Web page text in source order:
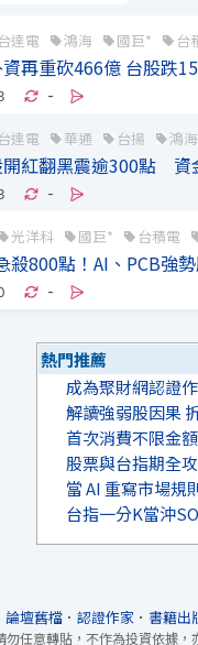
台達電 鴻海 國巨* 台
再重砍466億 台股跌
-
台達電 華通 台揚 鴻海
紅翻黑震逾300點 資
-
光洋科 國巨* 台積電
殺800點！AI、PCB強
-
熱門推薦
成為聚財網認證
解讀強弱股因果
首次消費不限金
股票與台指期全
當 AI 重寫市場規
台指一分K當沖
論壇舊檔． 認證作家． 書籍出
任意轉貼，不作為投資依據